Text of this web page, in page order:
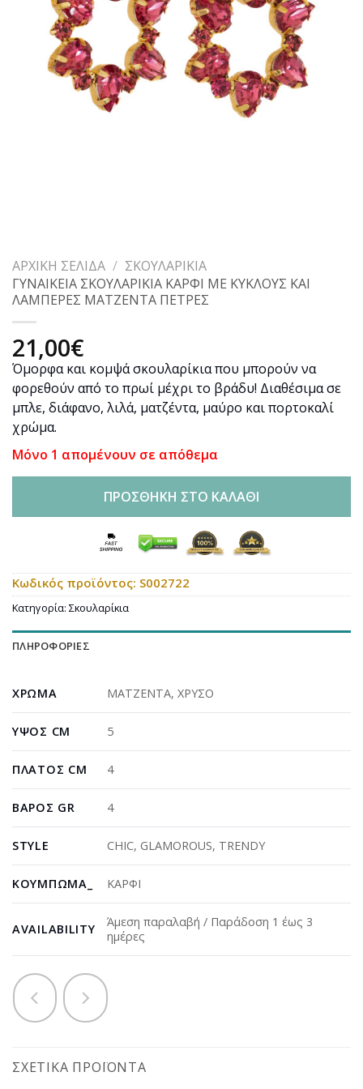
ΑΡΧΙΚΉ ΣΕΛΊΔΑ / ΣΚΟΥΛΑΡΊΚΙΑ
ΓΥΝΑΙΚΕΙΑ ΣΚΟΥΛΑΡΙΚΙΑ ΚΑΡΦΙ ΜΕ ΚΥΚΛΟΥΣ ΚΑΙ
ΛΑΜΠΕΡΕΣ ΜΑΤΖΕΝΤΑ ΠΕΤΡΕΣ
21,00€
Όμορφα και κομψά σκουλαρίκια που μπορούν να
φορεθούν από το πρωί μέχρι το βράδυ! Διαθέσιμα σε
μπλε, διάφανο, λιλά, ματζέντα, μαύρο και πορτοκαλί
χρώμα.
Μόνο 1 απομένουν σε απόθεμα
ΠΡΟΣΘΉΚΗ ΣΤΟ ΚΑΛΆΘΙ
Κωδικός προϊόντος: S002722
Κατηγορία: Σκουλαρίκια
ΠΛΗΡΟΦΟΡΊΕΣ
ΧΡΏΜΑ ΜΑΤΖΕΝΤΑ,ΧΡΥΣΟ
ΎΨΟΣ CM 5
ΠΛΆΤΟΣ CM 4
ΒΆΡΟΣ GR 4
STYLE CHIC, GLAMOROUS, TRENDY
ΚΟΎΜΠΩΜΑ_ ΚΑΡΦΙ
AVAILABILITY
Άμεση παραλαβή / Παράδοση 1 έως 3
ημέρες
ΣΧΕΤΙΚΆ ΠΡΟΪΌΝΤΑ